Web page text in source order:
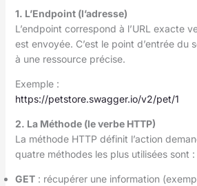
1. L’Endpoint (l’adresse)
L’endpoint correspond à l’URL exacte
est envoyée. C’est le point d’entrée du
à une ressource précise.
Exemple :
https://petstore.swagger.io/v2/pet/1
2. La Méthode (le verbe HTTP)
La méthode HTTP définit l’action
quatre méthodes les plus utilisées sont :
GET: récupérer une information